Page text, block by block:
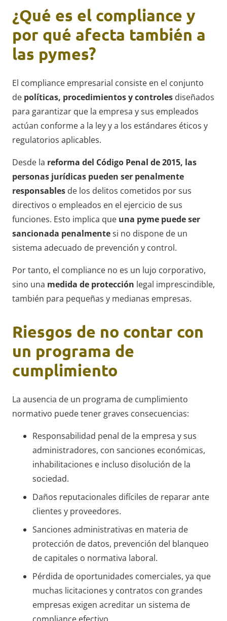
¿Qué es el compliance y
por qué afecta también a
las pymes?
El compliance empresarial consiste en el conjunto
de políticas, procedimientos y controles diseñados
para garantizar que la empresa y sus empleados
actúan conforme a la ley y a los estándares éticos y
regulatorios aplicables.
Desde la reforma del Código Penal de 2015, las
personas jurídicas pueden ser penalmente
responsables de los delitos cometidos por sus
directivos o empleados en el ejercicio de sus
funciones. Esto implica que una pyme puede ser
sancionada penalmentesi no dispone de un
sistema adecuado de prevención y control.
Por tanto, el compliance no es un lujo corporativo,
sino una medida de protección legal imprescindible,
también para pequeñas y medianas empresas.
Riesgos de no contar con
un programa de
cumplimiento
La ausencia de un programa de cumplimiento
normativo puede tener graves consecuencias:
Responsabilidad penal de la empresa y sus
administradores, con sanciones económicas,
inhabilitaciones e incluso disolución de la
sociedad.
Daños reputacionales difíciles de reparar ante
clientes y proveedores.
Sanciones administrativas en materia de
protección de datos, prevención del blanqueo
de capitales o normativa laboral.
Pérdida de oportunidades comerciales, ya que
muchas licitaciones y contratos con grandes
empresas exigen acreditar un sistema de